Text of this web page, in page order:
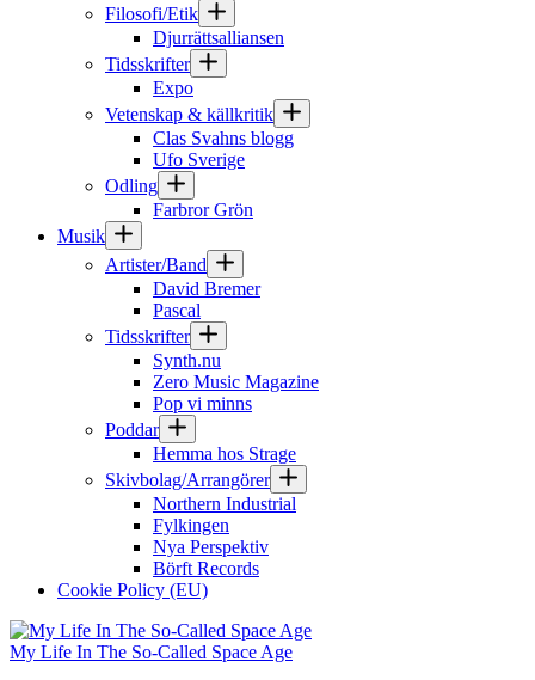
Filosofi/Etik
Djurrättsalliansen
Tidsskrifter
Expo
Vetenskap & källkritik
Clas Svahns blogg
Ufo Sverige
Odling
Farbror Grön
Musik
Artister/Band
David Bremer
Pascal
Tidsskrifter
Synth.nu
Zero Music Magazine
Pop vi minns
Poddar
Hemma hos Strage
Skivbolag/Arrangörer
Northern Industrial
Fylkingen
Nya Perspektiv
Börft Records
Cookie Policy (EU)
My Life In The So-Called Space Age